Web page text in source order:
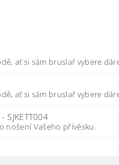
ať si sám bruslař vybere
ať si sám bruslař vybere
SJKETT004
nošení Vašeho přívěsku.